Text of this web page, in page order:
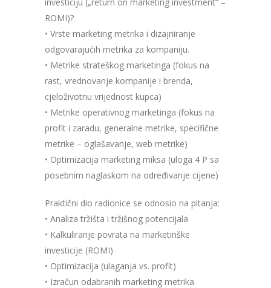
ROMI)?
• Vrste marketing metrika i dizajniranje
odgovarajućih metrika za kompaniju.
• Metrike strateškog marketinga (fokus na
rast, vrednovanje kompanije i brenda,
cjeloživotnu vrijednost kupca)
• Metrike operativnog marketinga (fokus na
profit i zaradu, generalne metrike, specifične
metrike – oglašavanje, web metrike)
• Optimizacija marketing miksa (uloga 4 P sa
posebnim naglaskom na određivanje cijene)
Praktični dio radionice se odnosio na pitanja:
• Analiza tržišta i tržišnog potencijala
• Kalkuliranje povrata na marketinške
investicije (ROMI)
• Optimizacija (ulaganja vs. profit)
• Izračun odabranih marketing metrika